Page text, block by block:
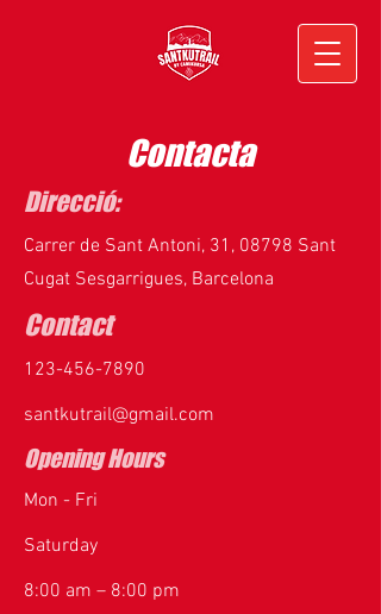
Contacta
Direcció:
Carrer de Sant Antoni, 31, 08798 Sant
Cugat Sesgarrigues, Barcelona
Contact
123-456-7890
santkutrail@gmail.com
Opening Hours
Mon - Fri
Saturday
8:00 am – 8:00 pm